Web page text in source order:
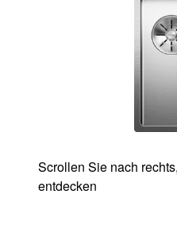
Scrollen Sie nach
entdecken